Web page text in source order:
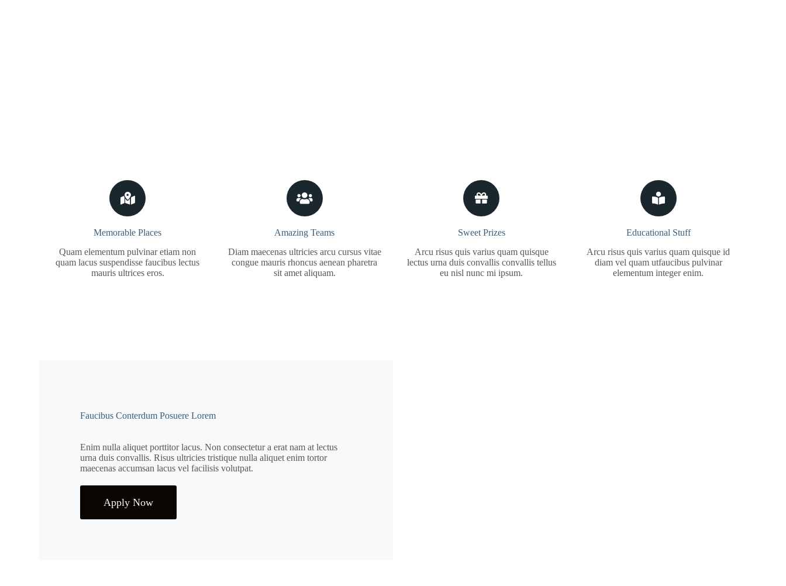
Memorable Places
Quam elementum pulvinar etiam non
quam lacus suspendisse faucibus lectus
mauris ultrices eros.
Amazing Teams
Diam maecenas ultricies arcu cursus vitae
congue mauris rhoncus aenean pharetra
sit amet aliquam.
Sweet Prizes
Arcu risus quis varius quam quisque
lectus urna duis convallis convallis tellus
eu nisl nunc mi ipsum.
Educational Stuff
Arcu risus quis varius quam quisque id
diam vel quam utfaucibus pulvinar
elementum integer enim.
Faucibus Conterdum Posuere Lorem
Enim nulla aliquet porttitor lacus. Non consectetur a erat nam at lectus
urna duis convallis. Risus ultricies tristique nulla aliquet enim tortor
maecenas accumsan lacus vel facilisis volutpat.
Apply Now